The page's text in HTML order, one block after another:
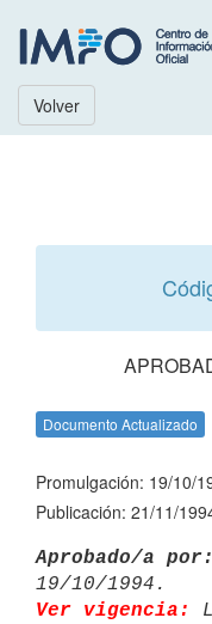
Volver
Documento Actualizado
Promulgación: 19/10/
Publicación: 21/11/
Aprobado/a por:
Ver vigencia: